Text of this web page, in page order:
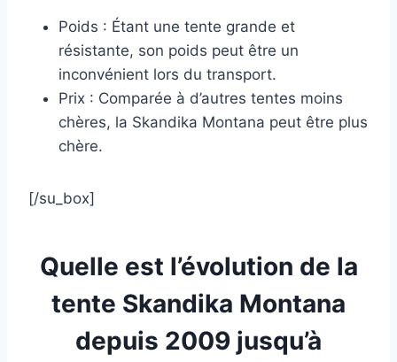
Poids : Étant une tente grande et
résistante, son poids peut être un
inconvénient lors du transport.
Prix ​​: Comparée à d’autres tentes moins
chères, la Skandika Montana peut être plus
chère.
[/su_box]
Quelle est l’évolution de la
tente Skandika Montana
depuis 2009 jusqu’à